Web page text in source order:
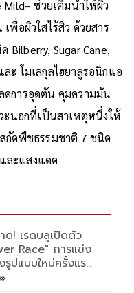
Mild– ช่วยเติมน้ำให้ผิว
พื่อผิวใสไร้สิว ด้วยสาร
Bilberry, Sugar Cane,
ะ โมเลกุลไฮยาลูรอนิกแอ
ดการอุดตัน คุมความมัน
ะนอกที่เป็นสาเหตุหนึ่งให้
สกัดพืชธรรมชาติ 7 ชนิด
ละแสงแดด
! เรดบลูเปิดตัว
การแข่ง
รูปแบบใหม่ครั้งแรก
ค่ 500 คนเท่านั้น